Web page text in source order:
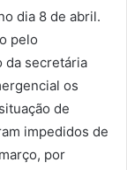
dia 8 de abril.
pelo
da secretária
os
de
impedidos de
por